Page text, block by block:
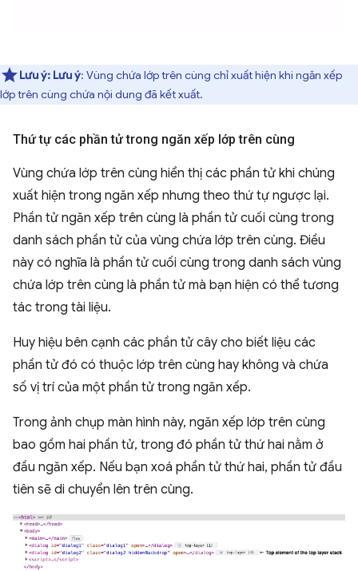
Lưu ý: Lưu ý: Vùng chứa lớp trên cùng chỉ xuất hiện khi ngăn xếp
lớp trên cùng chứa nội dung đã kết xuất.
Thứ tự các phần tử trong ngăn xếp lớp trên cùng
Vùng chứa lớp trên cùng hiển thị các phần tử khi chúng
xuất hiện trong ngăn xếp nhưng theo thứ tự ngược lại.
Phần tử ngăn xếp trên cùng là phần tử cuối cùng trong
danh sách phần tử của vùng chứa lớp trên cùng. Điều
này có nghĩa là phần tử cuối cùng trong danh sách vùng
chứa lớp trên cùng là phần tử mà bạn hiện có thể tương
tác trong tài liệu.
Huy hiệu bên cạnh các phần tử cây cho biết liệu các
phần tử đó có thuộc lớp trên cùng hay không và chứa
số vị trí của một phần tử trong ngăn xếp.
Trong ảnh chụp màn hình này, ngăn xếp lớp trên cùng
bao gồm hai phần tử, trong đó phần tử thứ hai nằm ở
đầu ngăn xếp. Nếu bạn xoá phần tử thứ hai, phần tử đầu
tiên sẽ di chuyển lên trên cùng.